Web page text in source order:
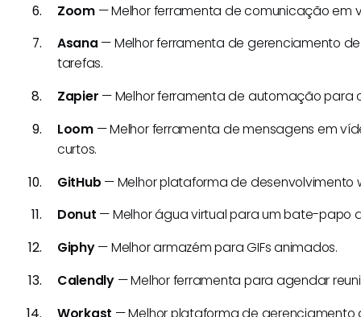
Zoom— Melhor ferramenta de comunicação em
Asana — Melhor ferramenta de gerenciamento
tarefas.
Zapier — Melhor ferramenta de automação para
Loom— Melhor ferramenta de mensagens em
curtos.
GitHub — Melhor plataforma de desenvolvimento
Donut — Melhor água virtual para um bate-papo
Giphy— Melhor armazém para GIFs animados.
Calendly— Melhor ferramenta para agendar
Workast — Melhor plataforma de gerenciamento